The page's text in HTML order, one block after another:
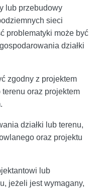
lub przebudowy
sieci
problematyki może być
działki
zgodny z projektem
oraz projektem
działki lub terenu,
oraz projektu
lub
jeżeli jest wymagany,